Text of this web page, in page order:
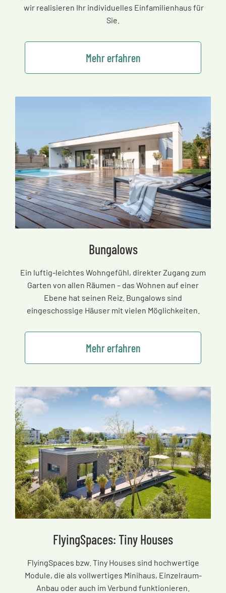
wir realisieren Ihr individuelles Einfamilienhaus für
Sie.
Mehr erfahren
Bungalows
Ein luftig-leichtes Wohngefühl, direkter Zugang zum
Garten von allen Räumen – das Wohnen auf einer
Ebene hat seinen Reiz. Bungalows sind
eingeschossige Häuser mit vielen Möglichkeiten.
Mehr erfahren
FlyingSpaces: Tiny Houses
FlyingSpaces bzw. Tiny Houses sind hochwertige
Module, die als vollwertiges Minihaus, Einzelraum-
Anbau oder auch im Verbund funktionieren.